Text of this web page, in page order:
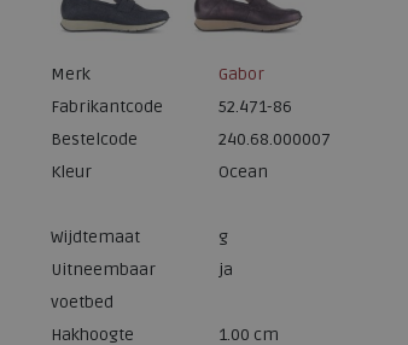
Merk
Gabor
Fabrikantcode
52.471-86
Bestelcode
240.68.000007
Kleur
Ocean
Wijdtemaat
g
Uitneembaar
voetbed
ja
Hakhoogte 1.00 cm